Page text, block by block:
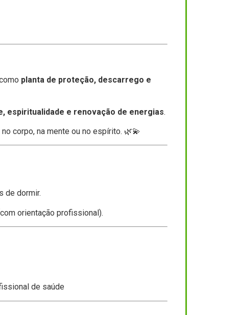
planta de proteção, descarrego e
espiritualidade e renovação de energias.
corpo, na mente ou no espírito. 🌿💫
de dormir.
orientação profissional).
de saúde